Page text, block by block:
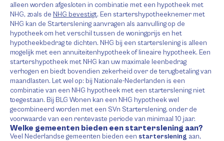
alleen worden afgesloten in combinatie met een hypotheek met
NHG, zoals de NHG bevestigt. Een startershypotheeknemer met
NHG kan de Starterslening aanvragen als aanvulling op de
hypotheek om het verschil tussen de woningprijs en het
hypotheekbedrag te dichten. NHG bij een starterslening is alleen
mogelijk met een annuïteitenhypotheek of lineaire hypotheek. Een
startershypotheek met NHG kan uw maximale leenbedrag
verhogen en biedt bovendien zekerheid over de terugbetaling van
maandlasten. Let wel op: bij Nationale-Nederlanden is een
combinatie van een NHG hypotheek met een starterslening niet
toegestaan. Bij BLG Wonen kan een NHG hypotheek wel
gecombineerd worden met een SVn Starterslening, onder de
voorwaarde van een rentevaste periode van minimaal 10 jaar.
Welke gemeenten bieden een starterslening aan?
Veel Nederlandse gemeenten bieden een starterslening aan,